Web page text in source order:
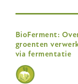
BioFerment:
groenten
via fermentatie